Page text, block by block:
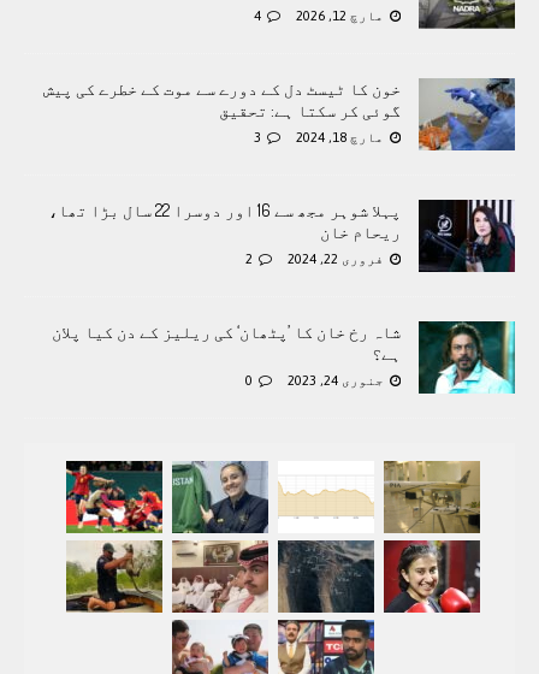
مارچ 12, 2026 4
خون کا ٹیسٹ دل کے دورے سے موت کے خطرے کی پیش
گوئی کر سکتا ہے: تحقیق
مارچ 18, 2024 3
پہلا شوہر مجھ سے 16 اور دوسرا 22 سال بڑا تھا،
ریحام خان
فروری 22, 2024 2
شاہ رخ خان کا ’پٹھان‘ کی ریلیز کے دن کیا پلان
ہے؟
جنوری 24, 2023 0